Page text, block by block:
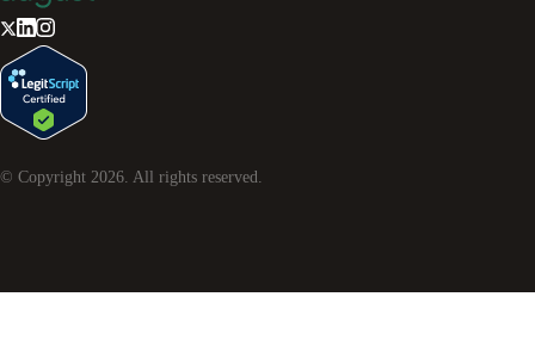
© Copyright 2026 . All rights reserved.